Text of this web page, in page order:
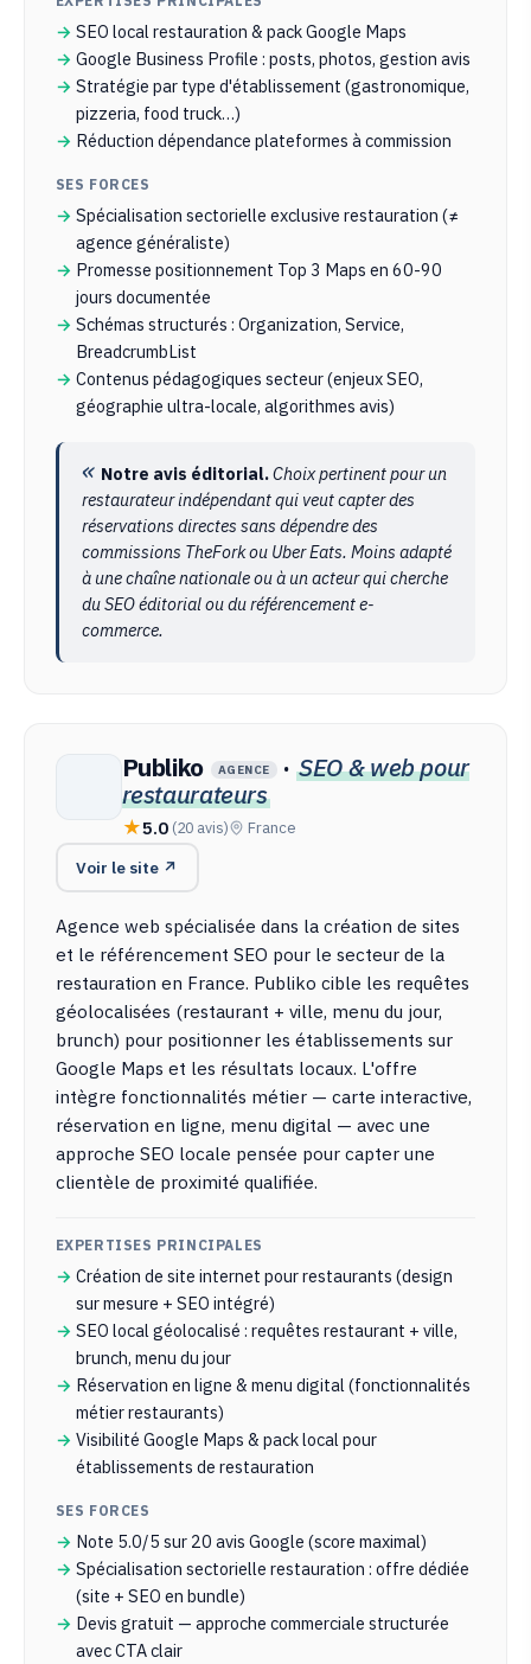
SEO local restauration & pack Google Maps
Google Business Profile : posts, photos, gestion avis
Stratégie par type d'établissement (gastronomique,
pizzeria, food truck…)
Réduction dépendance plateformes à commission
SES FORCES
Spécialisation sectorielle exclusive restauration (≠
agence généraliste)
Promesse positionnement Top 3 Maps en 60-90
jours documentée
Schémas structurés : Organization, Service,
BreadcrumbList
Contenus pédagogiques secteur (enjeux SEO,
géographie ultra-locale, algorithmes avis)
Notre avis éditorial.Choix pertinent pour un
restaurateur indépendant qui veut capter des
réservations directes sans dépendre des
commissions TheFork ou Uber Eats. Moins adapté
à une chaîne nationale ou à un acteur qui cherche
du SEO éditorial ou du référencement e-
commerce.
Publiko AGENCE · SEO & web pour
restaurateurs
5.0 (20 avis) France
Voir le site ↗
Agence web spécialisée dans la création de sites
et le référencement SEO pour le secteur de la
restauration en France. Publiko cible les requêtes
géolocalisées (restaurant + ville, menu du jour,
brunch) pour positionner les établissements sur
Google Maps et les résultats locaux. L'offre
intègre fonctionnalités métier — carte interactive,
réservation en ligne, menu digital — avec une
approche SEO locale pensée pour capter une
clientèle de proximité qualifiée.
EXPERTISES PRINCIPALES
Création de site internet pour restaurants (design
sur mesure + SEO intégré)
SEO local géolocalisé : requêtes restaurant + ville,
brunch, menu du jour
Réservation en ligne & menu digital (fonctionnalités
métier restaurants)
Visibilité Google Maps & pack local pour
établissements de restauration
SES FORCES
Note 5.0/5 sur 20 avis Google (score maximal)
Spécialisation sectorielle restauration : offre dédiée
(site + SEO en bundle)
Devis gratuit — approche commerciale structurée
avec CTA clair